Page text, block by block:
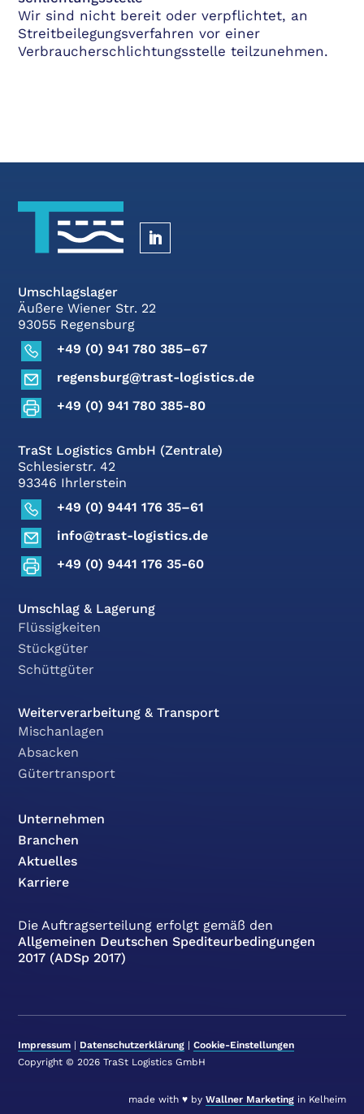
Wir sind nicht bereit oder verpflichtet, an
Streitbeilegungsverfahren vor einer
Verbraucherschlichtungsstelle teilzunehmen.
Umschlagslager
Äußere Wiener Str. 22
93055 Regensburg
+49 (0) 941 780 385–67
regensburg@trast-logistics.de
+49 (0) 941 780 385-80
TraSt Logistics GmbH (Zentrale)
Schlesierstr. 42
93346 Ihrlerstein
+49 (0) 9441 176 35–61
info@trast-logistics.de
+49 (0) 9441 176 35-60
Umschlag & Lagerung
Flüssigkeiten
Stückgüter
Schüttgüter
Weiterverarbeitung & Transport
Mischanlagen
Absacken
Gütertransport
Unternehmen
Branchen
Aktuelles
Karriere
Die Auftragserteilung erfolgt gemäß den
Allgemeinen Deutschen Spediteurbedingungen
2017 (ADSp 2017)
Impressum | Datenschutzerklärung |Cookie-Einstellungen
Copyright © 2026 TraSt Logistics GmbH
made with ♥ by Wallner Marketingin Kelheim